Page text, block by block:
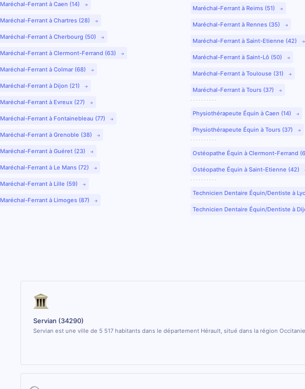
Maréchal-Ferrant à Caen (14)
Maréchal-Ferrant à Chartres (28)
Maréchal-Ferrant à Cherbourg (50)
Maréchal-Ferrant à Clermont-Ferrand (63)
Maréchal-Ferrant à Colmar (68)
Maréchal-Ferrant à Dijon (21)
Maréchal-Ferrant à Evreux (27)
Maréchal-Ferrant à Fontainebleau (77)
Maréchal-Ferrant à Grenoble (38)
Maréchal-Ferrant à Guéret (23)
Maréchal-Ferrant à Le Mans (72)
Maréchal-Ferrant à Lille (59)
Maréchal-Ferrant à Limoges (87)
Maréchal-Ferrant à Reims (51)
Maréchal-Ferrant à Rennes (35)
Maréchal-Ferrant à Saint-Etienne (42)
Maréchal-Ferrant à Saint-Lô (50)
Maréchal-Ferrant à Toulouse (31)
Maréchal-Ferrant à Tours (37)
Physiothérapeute Équin à Caen (14)
Physiothérapeute Équin à Tours (37)
Ostéopathe Équin à Clermont-Ferrand
Ostéopathe Équin à Saint-Etienne (42)
Technicien Dentaire Équin/Dentiste à
Technicien Dentaire Équin/Dentiste à
Servian (34290)
Servian est une ville de 5 517 habitants dans le département Hérault, situé dans la région